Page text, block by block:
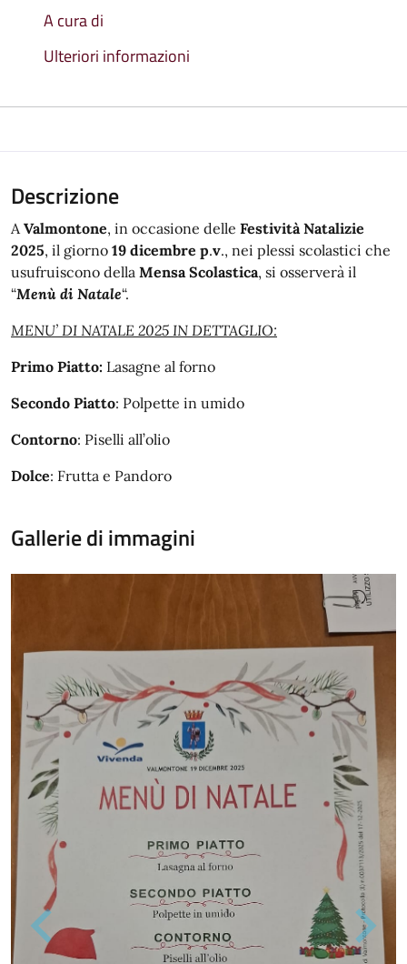
A cura di
Ulteriori informazioni
Descrizione
A Valmontone, in occasione delle Festività Natalizie
2025, il giorno 19 dicembre p.v., nei plessi scolastici che
usufruiscono della Mensa Scolastica, si osserverà il
“Menù di Natale“.
MENU’ DI NATALE 2025 IN DETTAGLIO:
Primo Piatto: Lasagne al forno
Secondo Piatto: Polpette in umido
Contorno: Piselli all’olio
Dolce: Frutta e Pandoro
Gallerie di immagini